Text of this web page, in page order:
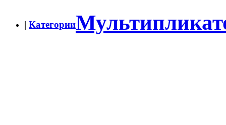
| Категории